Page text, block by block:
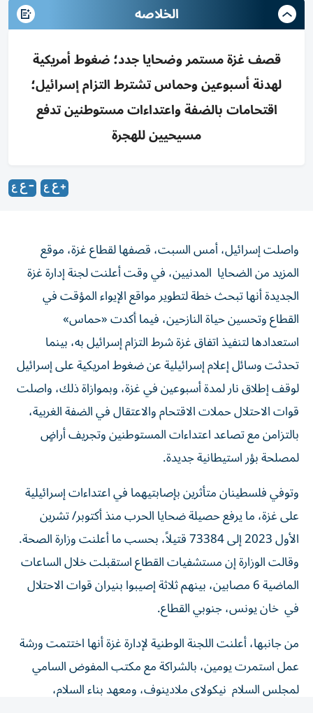
الخلاصه
قصف غزة مستمر وضحايا جدد؛ ضغوط أمريكية
لهدنة أسبوعين وحماس تشترط التزام إسرائيل؛
اقتحامات بالضفة واعتداءات مستوطنين تدفع
مسيحيين للهجرة
واصلت إسرائيل، أمس السبت، قصفها لقطاع غزة، موقع
المزيد من الضحايا المدنيين، في وقت أعلنت لجنة إدارة غزة
الجديدة أنها تبحث خطة لتطوير مواقع الإيواء المؤقت في
القطاع وتحسين حياة النازحين، فيما أكدت «حماس»
استعدادها لتنفيذ اتفاق غزة شرط التزام إسرائيل به، بينما
تحدثت وسائل إعلام إسرائيلية عن ضغوط امريكية على إسرائيل
لوقف إطلاق نار لمدة أسبوعين في غزة، وبموازاة ذلك، واصلت
قوات الاحتلال حملات الاقتحام والاعتقال في الضفة الغربية،
بالتزامن مع تصاعد اعتداءات المستوطنين وتجريف أراضٍ
لمصلحة بؤر استيطانية جديدة.
وتوفي فلسطينان متأثرين بإصابتيهما في اعتداءات إسرائيلية
على غزة، ما يرفع حصيلة ضحايا الحرب منذ أكتوبر/ تشرين
الأول 2023 إلى 73384 قتيلاً، بحسب ما أعلنت وزارة الصحة.
وقالت الوزارة إن مستشفيات القطاع استقبلت خلال الساعات
الماضية 6 مصابين، بينهم ثلاثة إصيبوا بنيران قوات الاحتلال
في خان يونس، جنوبي القطاع.
من جانبها، أعلنت اللجنة الوطنية لإدارة غزة أنها اختتمت ورشة
عمل استمرت يومين، بالشراكة مع مكتب المفوض السامي
لمجلس السلام نيكولاي ملادينوف، ومعهد بناء السلام،
بمشاركة مفوضين وخبراء فنيين ومتخصصين في التخطيط